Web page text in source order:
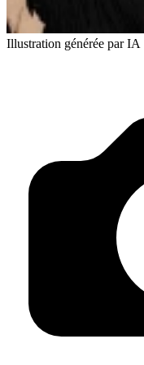
Illustration générée par IA